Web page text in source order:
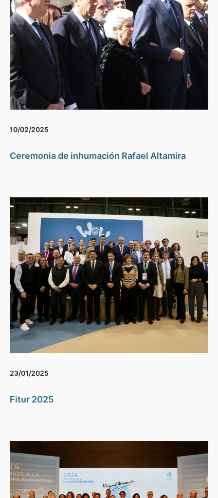
10/02/2025
Ceremonia de inhumación Rafael Altamira
23/01/2025
Fitur 2025